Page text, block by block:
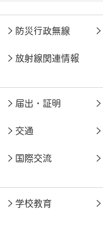
防災行政無線
放射線関連情報
届出・証明
交通
国際交流
学校教育